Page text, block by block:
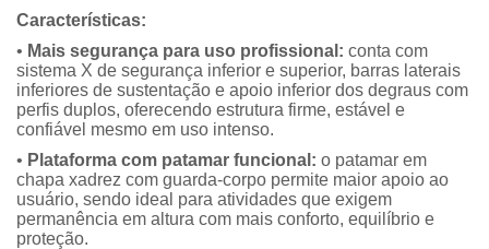
Características:
• Mais segurança para uso profissional: conta com
sistema X de segurança inferior e superior, barras laterais
inferiores de sustentação e apoio inferior dos degraus com
perfis duplos, oferecendo estrutura firme, estável e
confiável mesmo em uso intenso.
• Plataforma com patamar funcional: o patamar em
chapa xadrez com guarda-corpo permite maior apoio ao
usuário, sendo ideal para atividades que exigem
permanência em altura com mais conforto, equilíbrio e
proteção.